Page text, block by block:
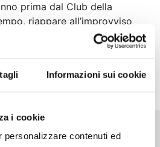
Informazioni sui cookie
i cookie
personalizzare contenuti ed
prima dal Club della
riappare all’improvviso
che invita Shun a unirsi al suo
Shigoku. Una strana
tra le fiamme...